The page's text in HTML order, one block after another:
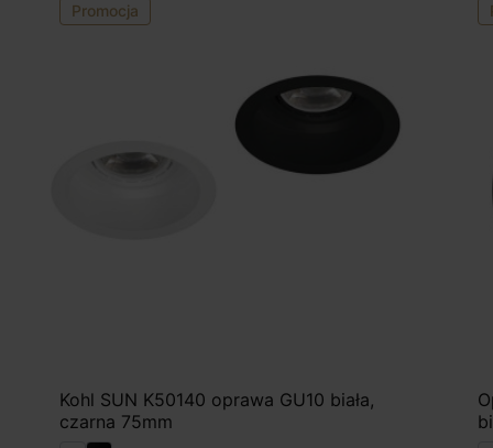
Promocja
Kohl SUN K50140 oprawa GU10 biała,
czarna 75mm